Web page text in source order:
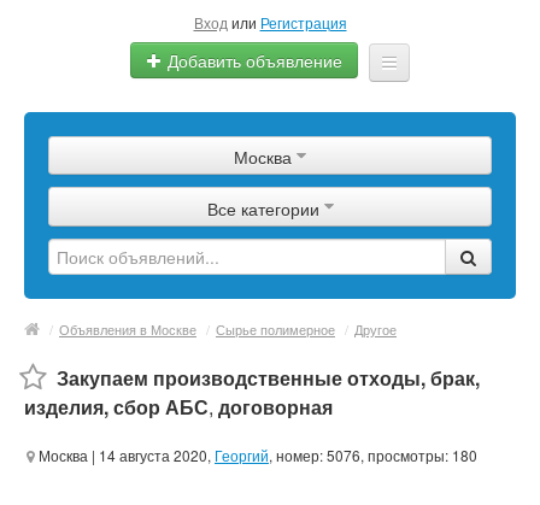
Вход или Регистрация
Добавить объявление
Сырье
Изделия
Оборудование
Услуги
Еще
Москва
Все категории
/ Объявления в Москве / Сырье полимерное / Другое
Закупаем производственные отходы, брак,
изделия, сбор АБС, договорная
Москва | 14 августа 2020, Георгий, номер: 5076, просмотры: 180